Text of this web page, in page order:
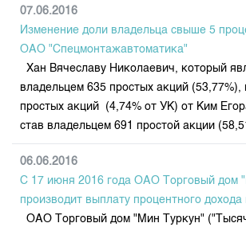
Результаты аукционов по
07.06.2016
Изменение доли владельца свыше 5
ОАО "Спецмонтажавтоматика"
Хан Вячеславу Николаевич, который
владельцем 635 простых акций (53,77%),
простых акций (4,74% от УК) от Ким
став владельцем 691 простой акции
06.06.2016
С 17 июня 2016 года ОАО Торговый дом
производит выплату процентного
ОАО Торговый дом "Мин Туркун"